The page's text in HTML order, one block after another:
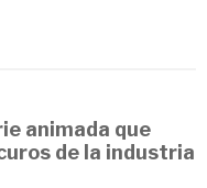
animada que
de la industria